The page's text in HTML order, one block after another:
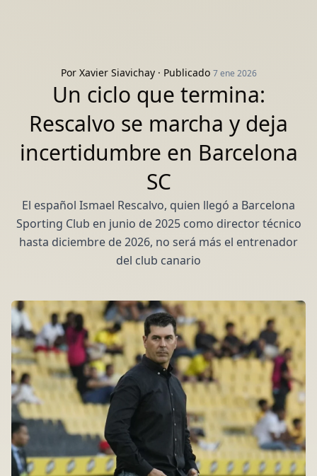
Por Xavier Siavichay· Publicado 7 ene 2026
Un ciclo que termina:
Rescalvo se marcha y deja
incertidumbre en Barcelona
SC
El español Ismael Rescalvo, quien llegó a Barcelona
Sporting Club en junio de 2025 como director técnico
hasta diciembre de 2026, no será más el entrenador
del club canario